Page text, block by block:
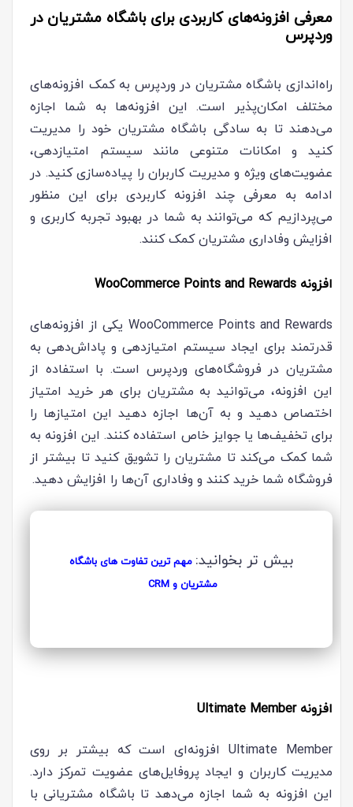
معرفی افزونه‌های کاربردی برای باشگاه مشتریان در
وردپرس
راه‌اندازی باشگاه مشتریان در وردپرس به کمک افزونه‌های
مختلف امکان‌پذیر است. این افزونه‌ها به شما اجازه
می‌دهند تا به سادگی باشگاه مشتریان خود را مدیریت
کنید و امکانات متنوعی مانند سیستم امتیازدهی،
عضویت‌های ویژه و مدیریت کاربران را پیاده‌سازی کنید. در
ادامه به معرفی چند افزونه کاربردی برای این منظور
می‌پردازیم که می‌توانند به شما در بهبود تجربه کاربری و
افزایش وفاداری مشتریان کمک کنند.
افزونه WooCommerce Points and Rewards
WooCommerce Points and Rewards یکی از افزونه‌های
قدرتمند برای ایجاد سیستم امتیازدهی و پاداش‌دهی به
مشتریان در فروشگاه‌های وردپرس است. با استفاده از
این افزونه، می‌توانید به مشتریان برای هر خرید امتیاز
اختصاص دهید و به آن‌ها اجازه دهید این امتیازها را
برای تخفیف‌ها یا جوایز خاص استفاده کنند. این افزونه به
شما کمک می‌کند تا مشتریان را تشویق کنید تا بیشتر از
فروشگاه شما خرید کنند و وفاداری آن‌ها را افزایش دهید.
بیش تر بخوانید: مهم ترین تفاوت های باشگاه
مشتریان و CRM
افزونه Ultimate Member
Ultimate Member افزونه‌ای است که بیشتر بر روی
مدیریت کاربران و ایجاد پروفایل‌های عضویت تمرکز دارد.
این افزونه به شما اجازه می‌دهد تا باشگاه مشتریانی با